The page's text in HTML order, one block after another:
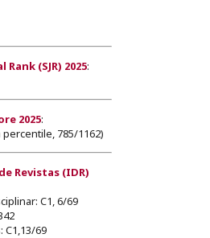
(SJR) 2025:
2025:
percentile, 785/1162)
Revistas (IDR)
C1, 6/69
C1,13/69